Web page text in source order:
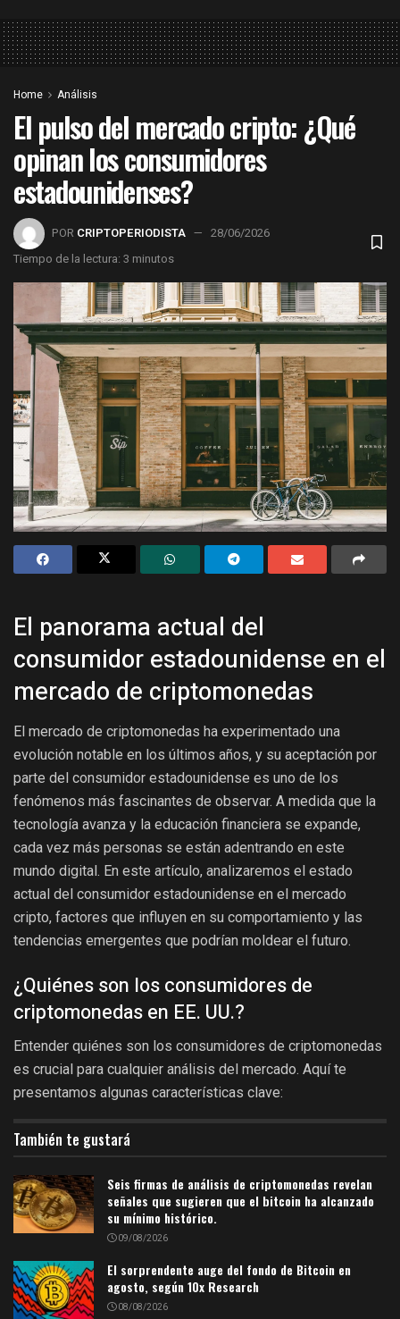
Home Análisis
El pulso del mercado cripto: ¿Qué
opinan los consumidores
estadounidenses?
POR CRIPTOPERIODISTA
28/06/2026
Tiempo de la lectura: 3 minutos
El panorama actual del
consumidor estadounidense en el
mercado de criptomonedas
El mercado de criptomonedas ha experimentado una
evolución notable en los últimos años, y su aceptación por
parte del consumidor estadounidense es uno de los
fenómenos más fascinantes de observar. A medida que la
tecnología avanza y la educación financiera se expande,
cada vez más personas se están adentrando en este
mundo digital. En este artículo, analizaremos el estado
actual del consumidor estadounidense en el mercado
cripto, factores que influyen en su comportamiento y las
tendencias emergentes que podrían moldear el futuro.
¿Quiénes son los consumidores de
criptomonedas en EE. UU.?
Entender quiénes son los consumidores de criptomonedas
es crucial para cualquier análisis del mercado. Aquí te
presentamos algunas características clave:
También te gustará
Seis firmas de análisis de criptomonedas revelan
señales que sugieren que el bitcoin ha alcanzado
su mínimo histórico.
09/08/2026
El sorprendente auge del fondo de Bitcoin en
agosto, según 10x Research
08/08/2026